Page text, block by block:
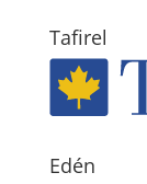
Tafirel
Edén